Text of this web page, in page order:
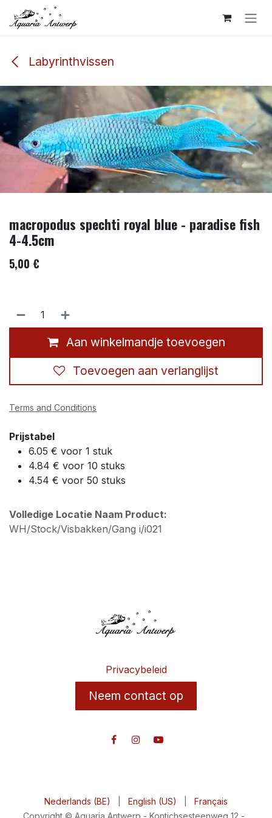
Overslaan naar inhoud
Labyrinthvissen
macropodus spechti royal blue - paradise fish
4-4.5cm
5,00 €
Aan winkelmandje toevoegen
Toevoegen aan verlanglijst
Terms and Conditions
Prijstabel
6.05 € voor 1 stuk
4.84 € voor 10 stuks
4.54 € voor 50 stuks
Volledige Locatie Naam Product:
WH/Stock/Visbakken/Gang i/i021
Privacybeleid
Neem contact op
Nederlands (BE) English (US) Français